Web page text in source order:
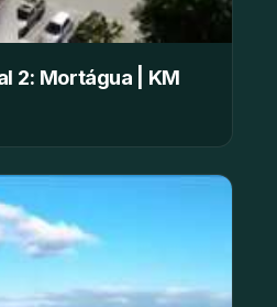
2: Mortágua | KM